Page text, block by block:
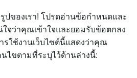
ปของเรา! โปรดอ่านข้อกำหนดและ
ใจว่าคุณเข้าใจและยอมรับข้อตกลง
รใช้งานเว็บไซต์นี้แสดงว่าคุณ
ไขตามที่ระบุไว้ด้านล่างนี้: